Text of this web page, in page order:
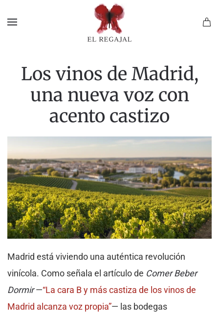
Los vinos de Madrid,
una nueva voz con
acento castizo
Madrid está viviendo una auténtica revolución
vinícola. Como señala el artículo de Comer Beber
Dormir—“La cara B y más castiza de los vinos de
Madrid alcanza voz propia”— las bodegas